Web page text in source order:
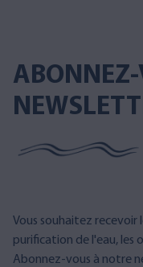
Vous souhaitez recevoir
purification de l'eau, les
Abonnez-vous à notre